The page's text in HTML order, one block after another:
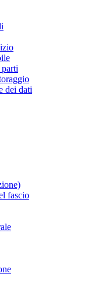
parti
dei dati
fascio